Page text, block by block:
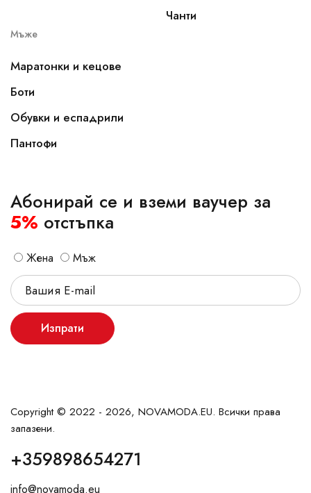
Чанти
Мъже
Маратонки и кецове
Боти
Обувки и еспадрили
Пантофи
Абонирай се и вземи ваучер за
5% отстъпка
Жена Мъж
Изпрати
Copyright © 2022 - 2026, NOVAMODA.EU. Всички права
запазени.
+359898654271
info@novamoda.eu